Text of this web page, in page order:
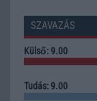
SZAVAZÁS
Külső: 9.00
Tudás: 9.00